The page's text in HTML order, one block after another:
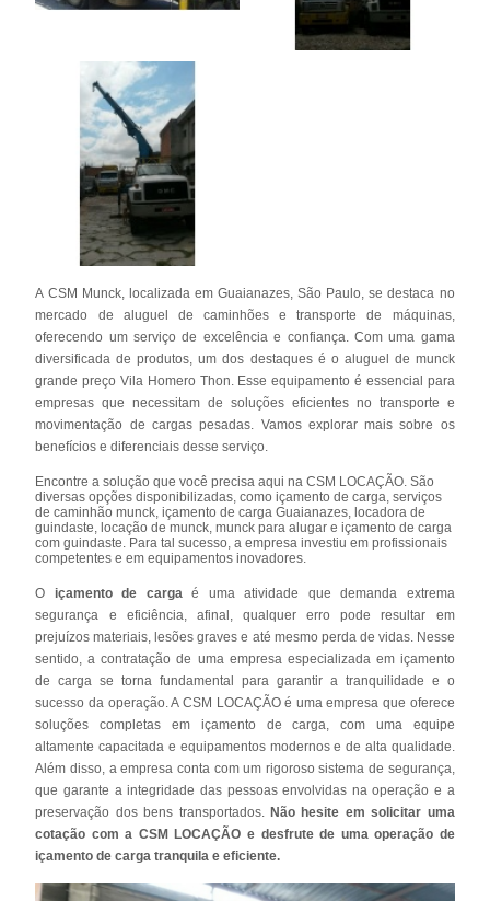
A CSM Munck, localizada em Guaianazes, São Paulo, se destaca no
mercado de aluguel de caminhões e transporte de máquinas,
oferecendo um serviço de excelência e confiança. Com uma gama
diversificada de produtos, um dos destaques é o aluguel de munck
grande preço Vila Homero Thon. Esse equipamento é essencial para
empresas que necessitam de soluções eficientes no transporte e
movimentação de cargas pesadas. Vamos explorar mais sobre os
benefícios e diferenciais desse serviço.
Encontre a solução que você precisa aqui na CSM LOCAÇÃO. São
diversas opções disponibilizadas, como içamento de carga, serviços
de caminhão munck, içamento de carga Guaianazes, locadora de
guindaste, locação de munck, munck para alugar e içamento de carga
com guindaste. Para tal sucesso, a empresa investiu em profissionais
competentes e em equipamentos inovadores.
O içamento de carga é uma atividade que demanda extrema
segurança e eficiência, afinal, qualquer erro pode resultar em
prejuízos materiais, lesões graves e até mesmo perda de vidas. Nesse
sentido, a contratação de uma empresa especializada em içamento
de carga se torna fundamental para garantir a tranquilidade e o
sucesso da operação. A CSM LOCAÇÃO é uma empresa que oferece
soluções completas em içamento de carga, com uma equipe
altamente capacitada e equipamentos modernos e de alta qualidade.
Além disso, a empresa conta com um rigoroso sistema de segurança,
que garante a integridade das pessoas envolvidas na operação e a
preservação dos bens transportados. Não hesite em solicitar uma
cotação com a CSM LOCAÇÃO e desfrute de uma operação de
içamento de carga tranquila e eficiente.